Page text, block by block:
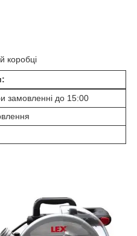
коробці
замовленні до 15:00